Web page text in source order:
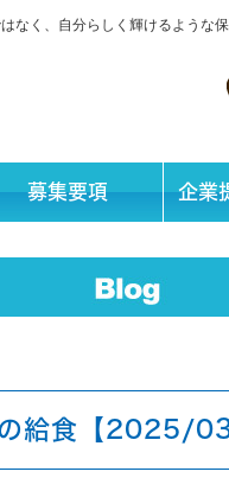
く、自分らしく輝けるような保
募集要項 企業
給食【2025/